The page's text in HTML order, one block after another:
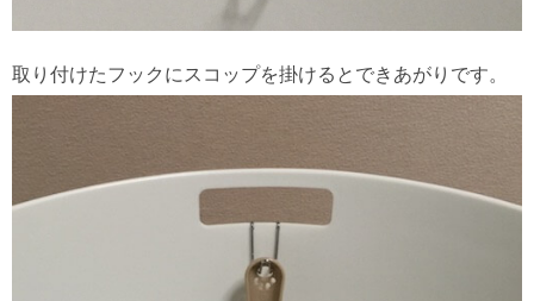
取り付けたフックにスコップを掛けるとできあがりです。